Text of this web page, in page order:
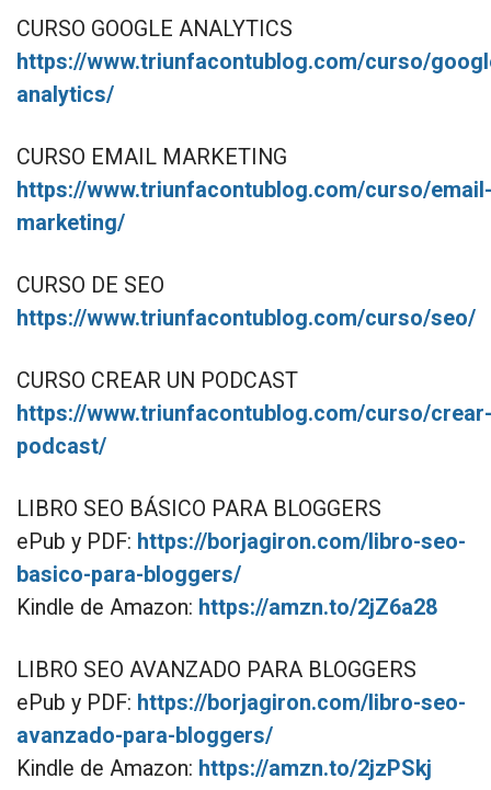
CURSO GOOGLE ANALYTICS
https://www.triunfacontublog.com/curso/
analytics/
CURSO EMAIL MARKETING
https://www.triunfacontublog.com/curso/email-
marketing/
CURSO DE SEO
https://www.triunfacontublog.com/curso/seo/
CURSO CREAR UN PODCAST
https://www.triunfacontublog.com/curso/crear-
podcast/
LIBRO SEO BÁSICO PARA BLOGGERS
ePub y PDF: https://borjagiron.com/libro-seo-
basico-para-bloggers/
Kindle de Amazon: https://amzn.to/2jZ6a28
LIBRO SEO AVANZADO PARA BLOGGERS
ePub y PDF: https://borjagiron.com/libro-seo-
avanzado-para-bloggers/
Kindle de Amazon: https://amzn.to/2jzPSkj